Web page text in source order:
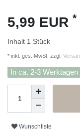
5,99 EUR *
Inhalt 1 Stück
* inkl. ges. MwSt. zzgl.
In ca. 2-3
Wunschliste